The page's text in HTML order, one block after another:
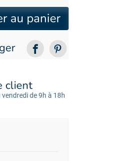
au panier
client
vendredi de 9h à 18h